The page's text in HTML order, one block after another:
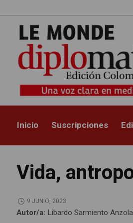
Inicio Suscripciones
Vida,
9 JUNIO, 2023
Autor/a: Libardo Sarmiento